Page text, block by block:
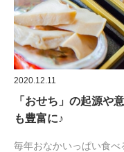
2020.12.11
「おせち」の起源や
も豊富に♪
毎年おなかいっぱい食